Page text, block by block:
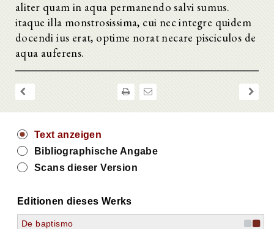
aliter quam in aqua permanendo salvi sumus.
itaque illa monstrosissima, cui nec integre quidem
docendi ius erat, optime norat necare pisciculos de
aqua auferens.
Text anzeigen
Bibliographische Angabe
Scans dieser Version
Editionen dieses Werks
De baptismo